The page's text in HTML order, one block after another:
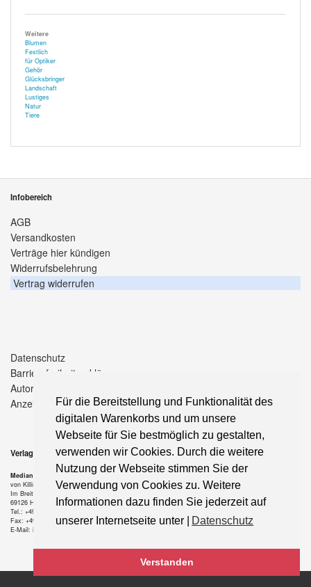
Für die Bereitstellung und Funktionalität des
digitalen Warenkorbs und um unsere
Webseite für Sie bestmöglich zu gestalten,
verwenden wir Cookies. Durch die weitere
Nutzung der Webseite stimmen Sie der
Verwendung von Cookies zu. Weitere
Informationen dazu finden Sie jederzeit auf
unserer Internetseite unter |
Datenschutz
Verstanden
Weitere
Blumen
Festlich
für Optiker
Gehör
Glücksbringer
Landschaft
Lustiges
Natur
Tiere
Infobereich
AGB
Versandkosten
Verträge hier kündigen
Widerrufsbelehrung
Vertrag widerrufen
Datenschutz
Barrierefreiheitserklärung
Autorenhinweise
Anzeigenpreise
Verlag
Median-Verlag
von Killisch-Horn GmbH
Im Breitspiel 11 a
69126 Heidelberg
Tel.: +49-6221-90 509-0
Fax: +49-6221-90 509-20
E-Mail: info@median-verlag.de